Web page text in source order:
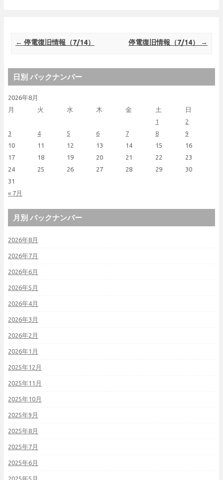
Post navigation
← 停電復旧情報（7/14） 停電復旧情報（7/14） →
日別 バックナンバー
2026年8月
月
火 水 木 金 土 日
« 7月
1
2
3
4 5 6 7 8
9
10
11 12 13 14 15
16
17
18 19 20 21 22
23
24
25 26 27 28 29
30
31
月別 バックナンバー
2026年8月
2026年7月
2026年6月
2026年5月
2026年4月
2026年3月
2026年2月
2026年1月
2025年12月
2025年11月
2025年10月
2025年9月
2025年8月
2025年7月
2025年6月
2025年5月